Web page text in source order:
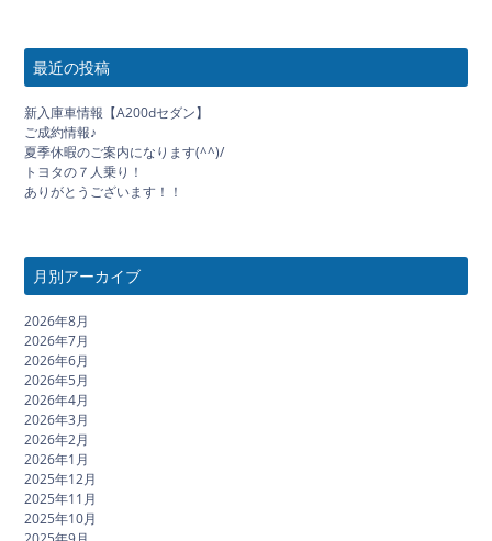
最近の投稿
新入庫車情報【A200dセダン】
ご成約情報♪
夏季休暇のご案内になります(^^)/
トヨタの７人乗り！
ありがとうございます！！
月別アーカイブ
2026年8月
2026年7月
2026年6月
2026年5月
2026年4月
2026年3月
2026年2月
2026年1月
2025年12月
2025年11月
2025年10月